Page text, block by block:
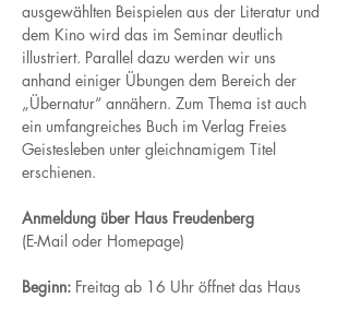
ausgewählten Beispielen aus der Literatur und
dem Kino wird das im Seminar deutlich
illustriert. Parallel dazu werden wir uns
anhand einiger Übungen dem Bereich der
„Übernatur“ annähern. Zum Thema ist auch
ein umfangreiches Buch im Verlag Freies
Geistesleben unter gleichnamigem Titel
erschienen.
Anmeldung über Haus Freudenberg
(E-Mail oder Homepage)
Beginn: Freitag ab 16 Uhr öffnet das Haus